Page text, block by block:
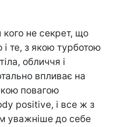
кого не секрет, що
те, з якою турботою
обличчя і
впливає на
повагою
positive, і все ж з
уважніше до себе